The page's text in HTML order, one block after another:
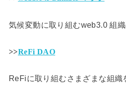
気候変動に取り組むweb3.0 組
>>ReFi DAO
ReFiに取り組むさまざまな組織